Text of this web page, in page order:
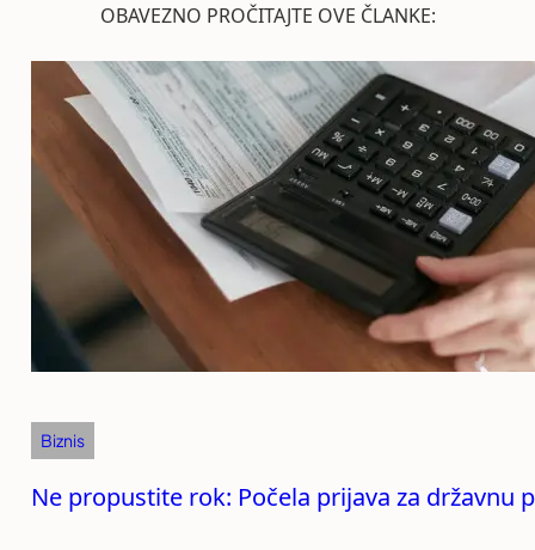
OBAVEZNO PROČITAJTE OVE ČLANKE:
Biznis
Ne propustite rok: Počela prijava za državnu